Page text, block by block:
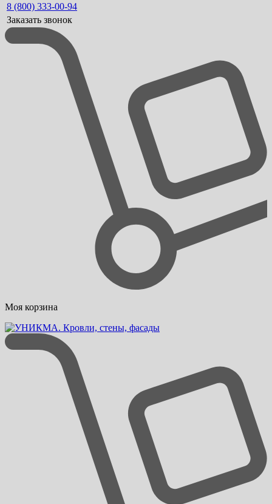
8 (800) 333-00-94
Заказать звонок
Моя корзина